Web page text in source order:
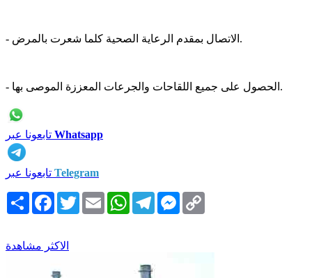
- الاتصال بمقدم الرعاية الصحية كلما شعرت بالمرض.
- الحصول على جميع اللقاحات والجرعات المعززة الموصى بها.
Whatsapp
Telegram
انشر Facebook
TwitterEmail WhatsAppTelegramMessenger
الاكثر مشاهدة